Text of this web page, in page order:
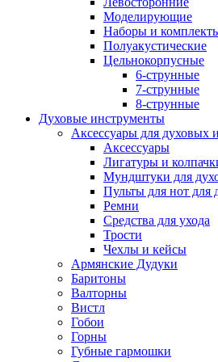
Моделирующие
Наборы и
Полуакустические
Цельнокорпусные
6-струнные
7-струнные
8-струнные
Духовые инструменты
Аксессуары для духовых
Аксессуары
Лигатуры и
Мундштуки для
Пульты для нот для
Ремни
Средства для ухода
Трости
Чехлы и кейсы
Армянские Дудуки
Баритоны
Валторны
Вистл
Гобои
Горны
Губные гармошки